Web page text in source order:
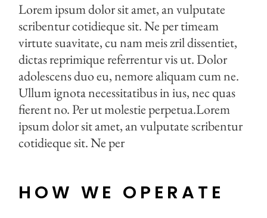
Lorem ipsum dolor sit amet, an vulputate
scribentur cotidieque sit. Ne per timeam
virtute suavitate, cu nam meis zril dissentiet,
dictas reprimique referrentur vis ut. Dolor
adolescens duo eu, nemore aliquam cum ne.
Ullum ignota necessitatibus in ius, nec quas
fierent no. Per ut molestie perpetua.Lorem
ipsum dolor sit amet, an vulputate scribentur
cotidieque sit. Ne per
HOW WE OPERATE